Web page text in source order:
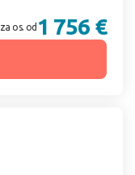
za os. od 1 756 €